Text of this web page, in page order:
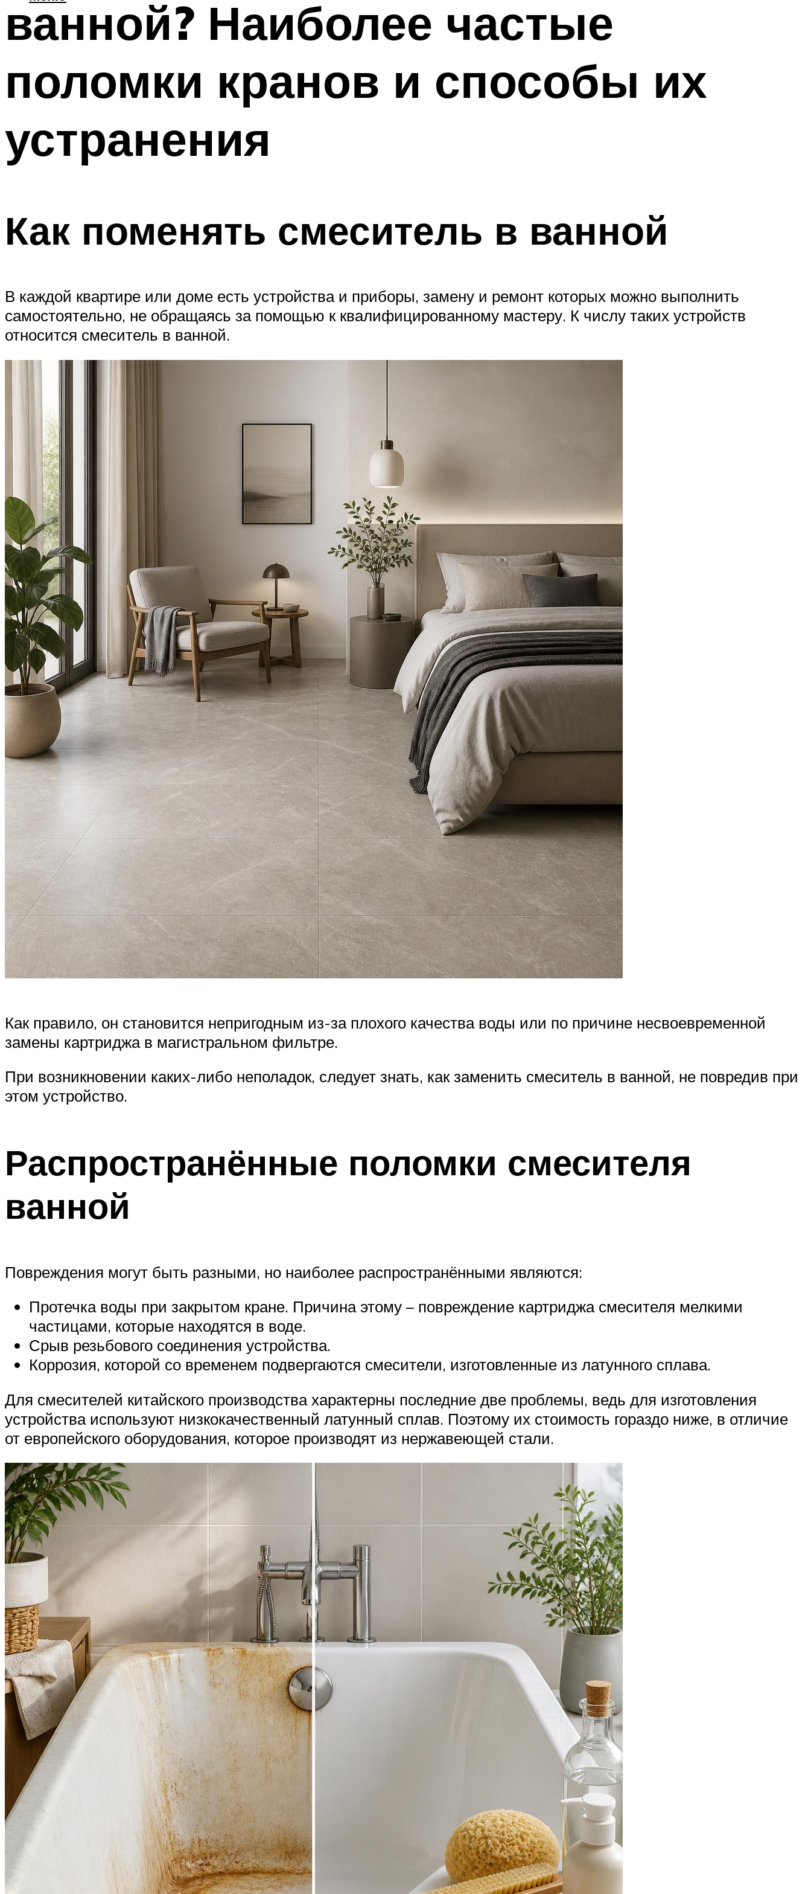
ванной? Наиболее частые
поломки кранов и способы их
устранения
Как поменять смеситель в ванной
В каждой квартире или доме есть устройства и приборы, замену и ремонт которых можно выполнить
самостоятельно, не обращаясь за помощью к квалифицированному мастеру. К числу таких устройств
относится смеситель в ванной.
Как правило, он становится непригодным из-за плохого качества воды или по причине несвоевременной
замены картриджа в магистральном фильтре.
При возникновении каких-либо неполадок, следует знать, как заменить смеситель в ванной, не повредив при
этом устройство.
Распространённые поломки смесителя
ванной
Повреждения могут быть разными, но наиболее распространёнными являются:
Протечка воды при закрытом кране. Причина этому – повреждение картриджа смесителя мелкими
частицами, которые находятся в воде.
Срыв резьбового соединения устройства.
Коррозия, которой со временем подвергаются смесители, изготовленные из латунного сплава.
Для смесителей китайского производства характерны последние две проблемы, ведь для изготовления
устройства используют низкокачественный латунный сплав. Поэтому их стоимость гораздо ниже, в отличие
от европейского оборудования, которое производят из нержавеющей стали.